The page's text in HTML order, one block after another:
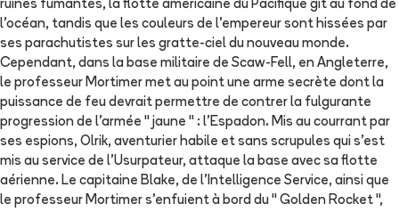
ruines fumantes, la flotte américaine du Pacifique gît au fond de
l'océan, tandis que les couleurs de l'empereur sont hissées par
ses parachutistes sur les gratte-ciel du nouveau monde.
Cependant, dans la base militaire de Scaw-Fell, en Angleterre,
le professeur Mortimer met au point une arme secrète dont la
puissance de feu devrait permettre de contrer la fulgurante
progression de l'armée " jaune " : l'Espadon. Mis au courrant par
ses espions, Olrik, aventurier habile et sans scrupules qui s'est
mis au service de l'Usurpateur, attaque la base avec sa flotte
aérienne. Le capitaine Blake, de l'Intelligence Service, ainsi que
le professeur Mortimer s'enfuient à bord du " Golden Rocket ",